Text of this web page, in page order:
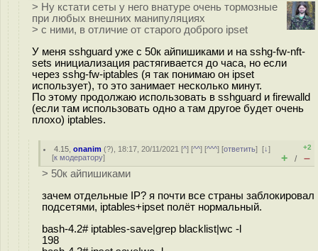
> Ну кстати сеты у него внатуре очень тормозные
при любых внешних манипуляциях
> с ними, в отличие от старого доброго ipset
У меня sshguard уже с 50к айпишиками и на sshg-fw-nft-
sets инициализация растягивается до часа, но если
через sshg-fw-iptables (я так понимаю он ipset
использует), то это занимает несколько минут.
По этому продолжаю использовать в sshguard и firewalld
(если там использовать одно а там другое будет очень
плохо) iptables.
4.15 ,onanim (?), 18:17, 20/11/2021 [^] [^^] [^^^] [ответить][↓]
[к модератору]
+2
+ / –
> 50к айпишиками
зачем отдельные IP? я почти все страны заблокировал
подсетями, iptables+ipset полёт нормальный.
bash-4.2# iptables-save|grep blacklist|wc -l
198